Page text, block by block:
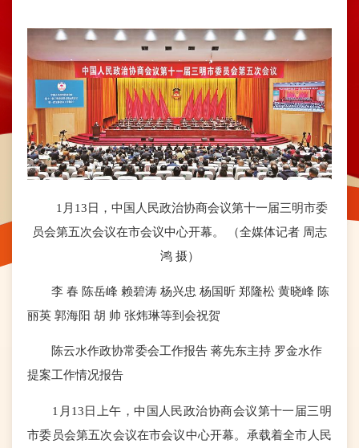
1月13日，中国人民政治协商会议第十一届三明市委
员会第五次会议在市会议中心开幕。 （全媒体记者 周志
鸿 摄）
李 春 陈岳峰 赖碧涛 杨兴忠 杨国昕 郑隆松 黄晓峰 陈
丽英 郭海阳 胡 帅 张炜琳等到会祝贺
陈云水作政协常委会工作报告 蒋先东主持 罗金水作
提案工作情况报告
1月13日上午，中国人民政治协商会议第十一届三明
市委员会第五次会议在市会议中心开幕。承载着全市人民